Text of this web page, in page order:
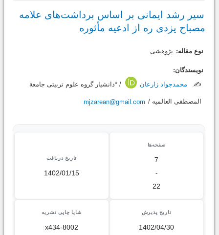
سیر رشد ایمانی بر اساس برداشت‌های علامه
مصباح یزدی ره از ادعیه مأثوره
نوع مقاله: پژوهشی
نویسندگان:
✍️
محمدجواد زارعان / *دانشیار گروه علوم تربیتی جامعة
المصطفی العالمیه / mjzarean@gmail.com
صفحه‌ها
7
-
22
تاریخ دریافت
1402/01/15
تاریخ پذیرش
1402/04/30
شاپا چاپی نشریه
x434-8002